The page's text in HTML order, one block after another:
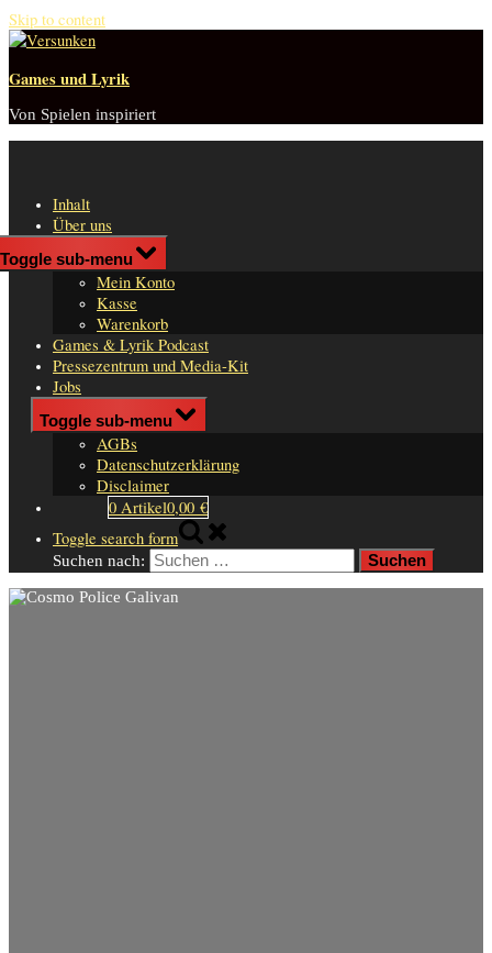
Skip to content
Games und Lyrik
Von Spielen inspiriert
Inhalt
Über uns
Shop
Toggle sub-menu
Mein Konto
Kasse
Warenkorb
Games & Lyrik Podcast
Pressezentrum und Media-Kit
Jobs
Impressum
Toggle sub-menu
AGBs
Datenschutzerklärung
Disclaimer
0 Artikel0,00 €
Toggle search form
Suchen nach: